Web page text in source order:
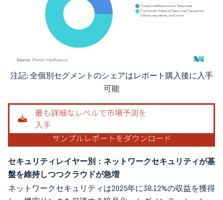
画像 © Mordor Intelligence。再利用にはCC BY 4.0の表示が必要です。
注記: 全個別セグメントのシェアはレポート購入後に入手
可能
セキュリティレイヤー別：ネットワークセキュリティが基
盤を維持しつつクラウドが急増
ネットワークセキュリティは2025年に38.12%の収益を獲得